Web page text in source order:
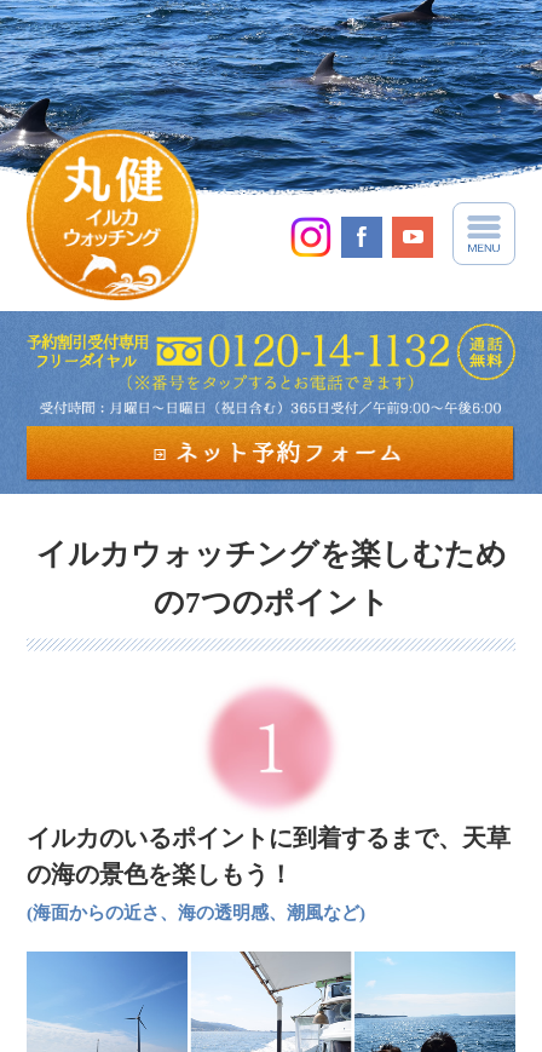
イルカウォッチングを楽しむため
の7つのポイント
イルカのいるポイントに到着するまで、 天草
の海の景色を楽しもう！
(海面からの近さ、海の透明感、潮風など)